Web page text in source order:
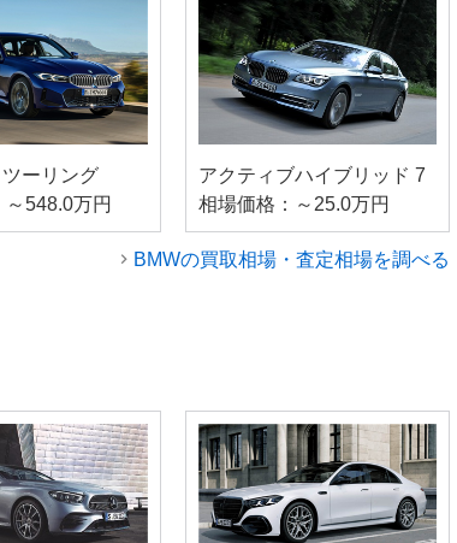
ーリング
548.0万円
アクティブハイブリッド 7
相場価格：～25.0万円
BMWの買取相場・査定相場を調べる